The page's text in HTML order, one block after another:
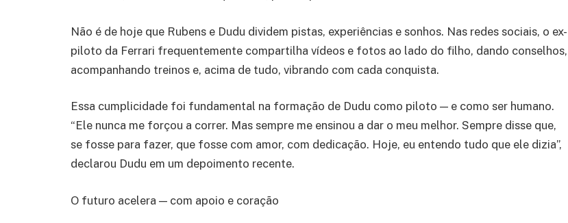
Não é de hoje que Rubens e Dudu dividem pistas, experiências e sonhos. Nas redes sociais, o ex-
piloto da Ferrari frequentemente compartilha vídeos e fotos ao lado do filho, dando conselhos,
acompanhando treinos e, acima de tudo, vibrando com cada conquista.
Essa cumplicidade foi fundamental na formação de Dudu como piloto — e como ser humano.
“Ele nunca me forçou a correr. Mas sempre me ensinou a dar o meu melhor. Sempre disse que,
se fosse para fazer, que fosse com amor, com dedicação. Hoje, eu entendo tudo que ele dizia”,
declarou Dudu em um depoimento recente.
O futuro acelera — com apoio e coração